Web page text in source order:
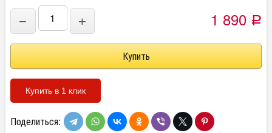
− + 1 890 Р
Купить в 1 клик
Поделиться: